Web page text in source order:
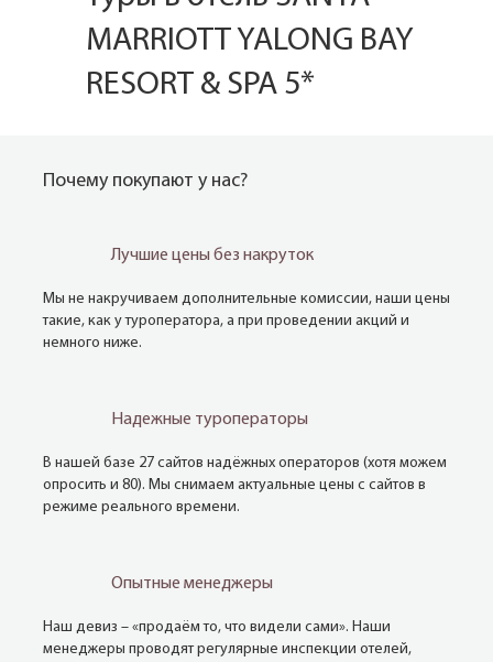
MARRIOTT YALONG BAY
RESORT & SPA 5*
Почему покупают у нас?
Лучшие цены без накруток
Мы не накручиваем дополнительные комиссии, наши цены
такие, как у туроператора, а при проведении акций и
немного ниже.
Надежные туроператоры
В нашей базе 27 сайтов надёжных операторов (хотя можем
опросить и 80). Мы снимаем актуальные цены с сайтов в
режиме реального времени.
Опытные менеджеры
Наш девиз – «продаём то, что видели сами». Наши
менеджеры проводят регулярные инспекции отелей,